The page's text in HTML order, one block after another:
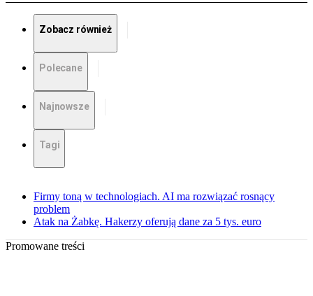
Zobacz również
Polecane
Najnowsze
Tagi
Firmy toną w technologiach. AI ma rozwiązać rosnący
problem
Atak na Żabkę. Hakerzy oferują dane za 5 tys. euro
Promowane treści